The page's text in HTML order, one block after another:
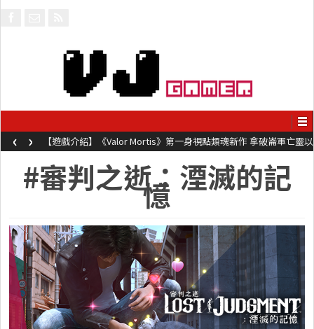
【遊戲介紹】《Valor Mortis》第一身視點類魂新作 拿破崙軍亡靈以
槍械劍與魔法殺敵
‹ ›
#審判之逝：湮滅的記
憶